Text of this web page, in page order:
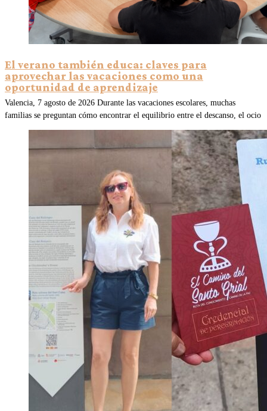
El verano también educa: claves para
aprovechar las vacaciones como una
oportunidad de aprendizaje
Valencia, 7 agosto de 2026 Durante las vacaciones escolares, muchas
familias se preguntan cómo encontrar el equilibrio entre el descanso, el ocio